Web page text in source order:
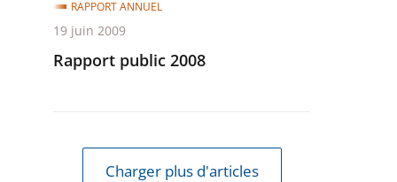
Rapport public 2008
RAPPORT ANNUEL
19 juin 2009
Charger plus d'articles